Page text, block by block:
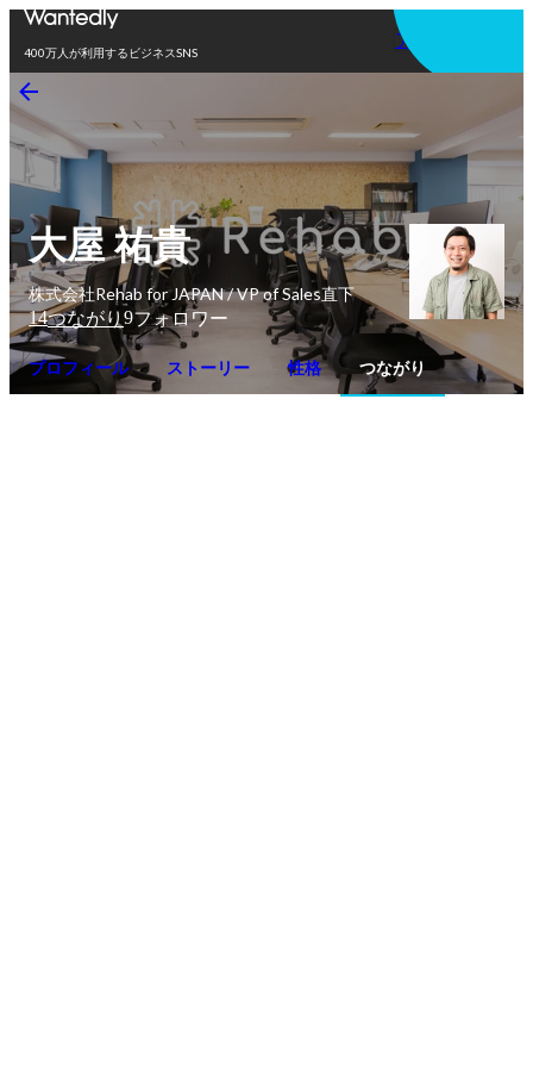
400万人が利用するビジネスSNS
アプリを使う
大屋 祐貴
株式会社Rehab for JAPAN / VP of Sales直下
14つながり9フォロワー
プロフィール ストーリー 性格 つながり